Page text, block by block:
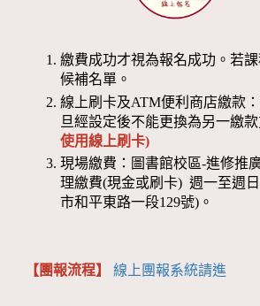
繳費成功才視為報名成功。若
候補名單。
線上刷卡及ATM便利商店繳款
旦經設定後不能更換為另一繳
使用線上刷卡)
現場繳費：圖書館校區-進修推
理繳費(現金或刷卡) 週一至週日
市和平東路一段129號)。
【團報流程】線上團報系統請進